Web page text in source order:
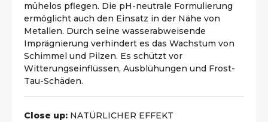
mühelos pflegen. Die pH-neutrale Formulierung
ermöglicht auch den Einsatz in der Nähe von
Metallen. Durch seine wasserabweisende
Imprägnierung verhindert es das Wachstum von
Schimmel und Pilzen. Es schützt vor
Witterungseinflüssen, Ausblühungen und Frost-
Tau-Schäden.
Close up: NATÜRLICHER EFFEKT